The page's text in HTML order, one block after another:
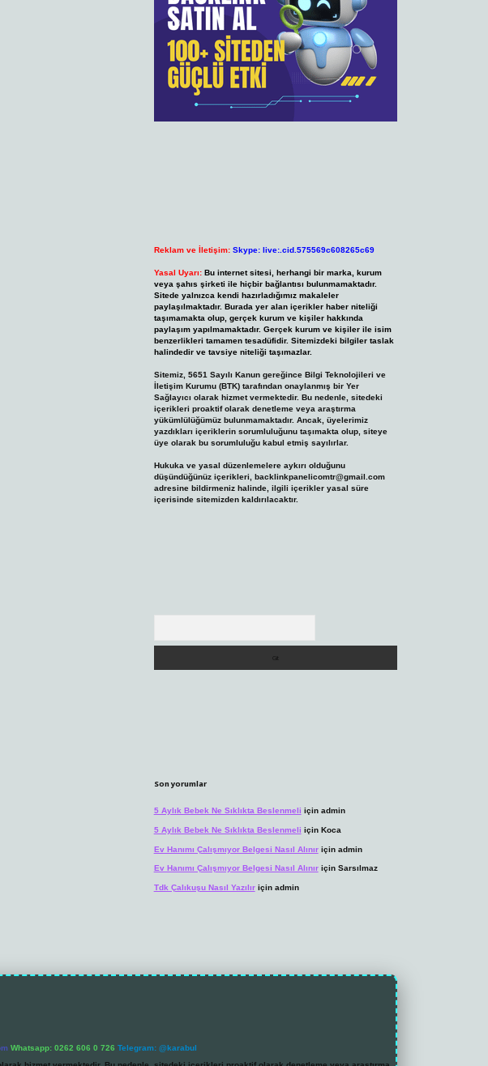
Reklam ve İletişim: Skype: live:.cid.575569c608265c69
Yasal Uyarı: Bu internet sitesi, herhangi bir marka, kurum
veya şahıs şirketi ile hiçbir bağlantısı bulunmamaktadır.
Sitede yalnızca kendi hazırladığımız makaleler
paylaşılmaktadır. Burada yer alan içerikler haber niteliği
taşımamakta olup, gerçek kurum ve kişiler hakkında
paylaşım yapılmamaktadır. Gerçek kurum ve kişiler ile isim
benzerlikleri tamamen tesadüfidir. Sitemizdeki bilgiler taslak
halindedir ve tavsiye niteliği taşımazlar.
Sitemiz, 5651 Sayılı Kanun gereğince Bilgi Teknolojileri ve
İletişim Kurumu (BTK) tarafından onaylanmış bir Yer
Sağlayıcı olarak hizmet vermektedir. Bu nedenle, sitedeki
içerikleri proaktif olarak denetleme veya araştırma
yükümlülüğümüz bulunmamaktadır. Ancak, üyelerimiz
yazdıkları içeriklerin sorumluluğunu taşımakta olup, siteye
üye olarak bu sorumluluğu kabul etmiş sayılırlar.
Hukuka ve yasal düzenlemelere aykırı olduğunu
düşündüğünüz içerikleri, backlinkpanelicomtr@gmail.com
adresine bildirmeniz halinde, ilgili içerikler yasal süre
içerisinde sitemizden kaldırılacaktır.
Son yorumlar
5 Aylık Bebek Ne Sıklıkta Beslenmeli için admin
5 Aylık Bebek Ne Sıklıkta Beslenmeli için Koca
Ev Hanımı Çalışmıyor Belgesi Nasıl Alınıriçin admin
Ev Hanımı Çalışmıyor Belgesi Nasıl Alınıriçin Sarsılmaz
Tdk Çalıkuşu Nasıl Yazılıriçin admin
Whatsapp: 0262 606 0 726 Telegram: @karabul